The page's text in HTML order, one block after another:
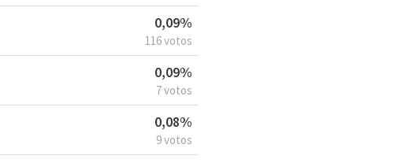
0,09%
116 votos
0,09%
7 votos
0,08%
9 votos